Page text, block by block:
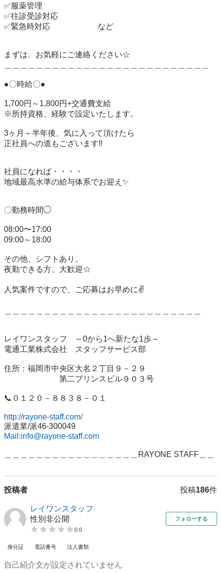
✅服薬管理
✅往診受診対応
✅緊急時対応　　　　　　など
まずは、お気軽にご連絡ください☆
●〇時給〇●
1,700円～1,800円+交通費支給
※所持資格、経験で設定いたします。
3ヶ月～半年後、気に入って頂けたら
正社員への道もございます‼
社員になれば・・・・
地域最高水準の給与体系でお迎え✨
〇勤務時間◯
08:00〜17:00
09:00～18:00
その他、シフトあり。
夜勤できる方、大歓迎☆
人気案件ですので、ご応募はお早めに✌
レイワンスタッフ　～0から1へ新たな1歩～
電通工業株式会社　スタッフサービス部
住所：福岡市中央区大名２丁目９－２９
第二プリンスビル９０３号
📞０１２０－８８３８－０１
http://rayone-staff.com/
Mail:info@rayone-staff.com
＿＿＿＿＿＿＿＿＿＿＿＿＿＿＿＿＿RAYONE STAFF＿＿
投稿者 投稿186件
レイワンスタッフ
性別非公開
0.0
フォローする
身分証 電話番号 法人書類
自己紹介文が設定されていません